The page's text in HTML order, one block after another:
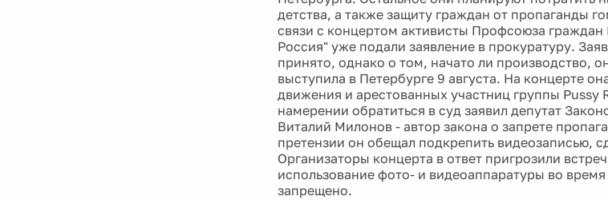
детства, а также защиту граждан от пропаганды
связи с концертом активисты Профсоюза
Россия" уже подали заявление в прокуратуру.
принято, однако о том, начато ли производство,
выступила в Петербурге 9 августа. На концерте
движения и арестованных участниц группы
намерении обратиться в суд заявил депутат
Виталий Милонов - автор закона о запрете
претензии он обещал подкрепить видеозаписью,
Организаторы концерта в ответ пригрозили
использование фото- и видеоаппаратуры во
запрещено.